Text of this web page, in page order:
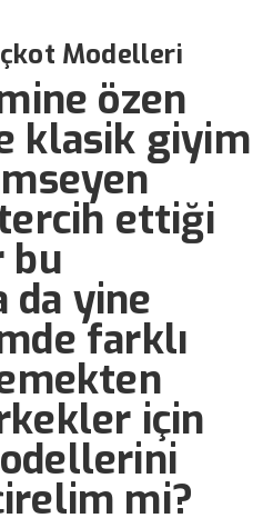
Modelleri
özen
klasik giyim
ettiği
bu
da yine
farklı
için
mi?